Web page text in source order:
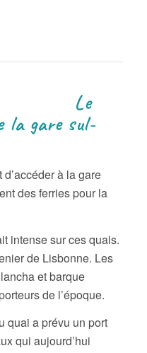
la gare sul-
à la gare
des ferries pour la
intense sur ces quais.
de Lisbonne. Les
et barque
de l’époque.
quai a prévu un port
qui aujourd’hui